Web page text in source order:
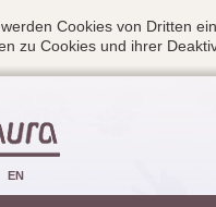
Cookies von Dritten
zu Cookies und ihrer
EN